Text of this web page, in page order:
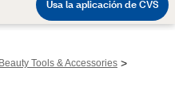
Beauty Tools & Accessories >